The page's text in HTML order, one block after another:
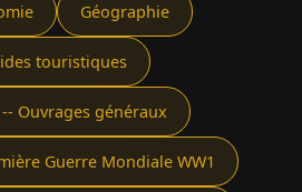
Géographie
touristiques
Ouvrages généraux
Guerre Mondiale WW1